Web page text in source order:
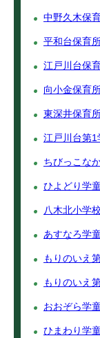
中野久木保
平和台保育
江戸川台保
向小金保育
東深井保育
江戸川台第1
ちびっこな
ひよどり学
八木北小学
あすなろ学
もりのいえ
もりのいえ
おおぞら学
ひまわり学